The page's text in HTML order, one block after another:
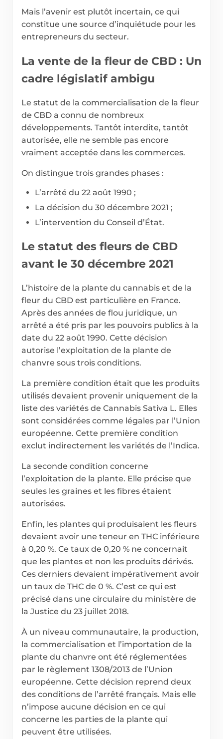
Mais l’avenir est plutôt incertain, ce qui
constitue une source d’inquiétude pour les
entrepreneurs du secteur.
La vente de la fleur de CBD : Un
cadre législatif ambigu
Le statut de la commercialisation de la fleur
de CBD a connu de nombreux
développements. Tantôt interdite, tantôt
autorisée, elle ne semble pas encore
vraiment acceptée dans les commerces.
On distingue trois grandes phases :
L’arrêté du 22 août 1990 ;
La décision du 30 décembre 2021 ;
L’intervention du Conseil d’État.
Le statut des fleurs de CBD
avant le 30 décembre 2021
L’histoire de la plante du cannabis et de la
fleur du CBD est particulière en France.
Après des années de flou juridique, un
arrêté a été pris par les pouvoirs publics à la
date du 22 août 1990. Cette décision
autorise l’exploitation de la plante de
chanvre sous trois conditions.
La première condition était que les produits
utilisés devaient provenir uniquement de la
liste des variétés de Cannabis Sativa L. Elles
sont considérées comme légales par l’Union
européenne. Cette première condition
exclut indirectement les variétés de l’Indica.
La seconde condition concerne
l’exploitation de la plante. Elle précise que
seules les graines et les fibres étaient
autorisées.
Enfin, les plantes qui produisaient les fleurs
devaient avoir une teneur en THC inférieure
à 0,20 %. Ce taux de 0,20 % ne concernait
que les plantes et non les produits dérivés.
Ces derniers devaient impérativement avoir
un taux de THC de 0 %. C’est ce qui est
précisé dans une circulaire du ministère de
la Justice du 23 juillet 2018.
À un niveau communautaire, la production,
la commercialisation et l’importation de la
plante du chanvre ont été réglementées
par le règlement 1308/2013 de l’Union
européenne. Cette décision reprend deux
des conditions de l’arrêté français. Mais elle
n’impose aucune décision en ce qui
concerne les parties de la plante qui
peuvent être utilisées.